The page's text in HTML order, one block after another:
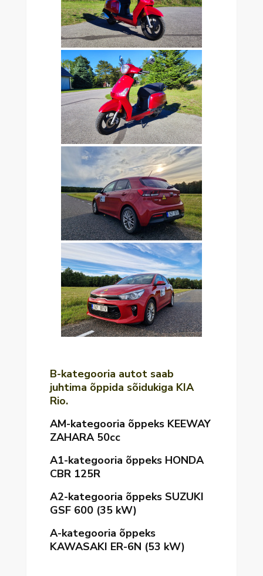
B-kategooria autot saab
juhtima õppida sõidukiga KIA
Rio.
AM-kategooria õppeks KEEWAY
ZAHARA 50cc
A1-kategooria õppeks HONDA
CBR 125R
A2-kategooria õppeks SUZUKI
GSF 600 (35 kW)
A-kategooria õppeks
KAWASAKI ER-6N (53 kW)